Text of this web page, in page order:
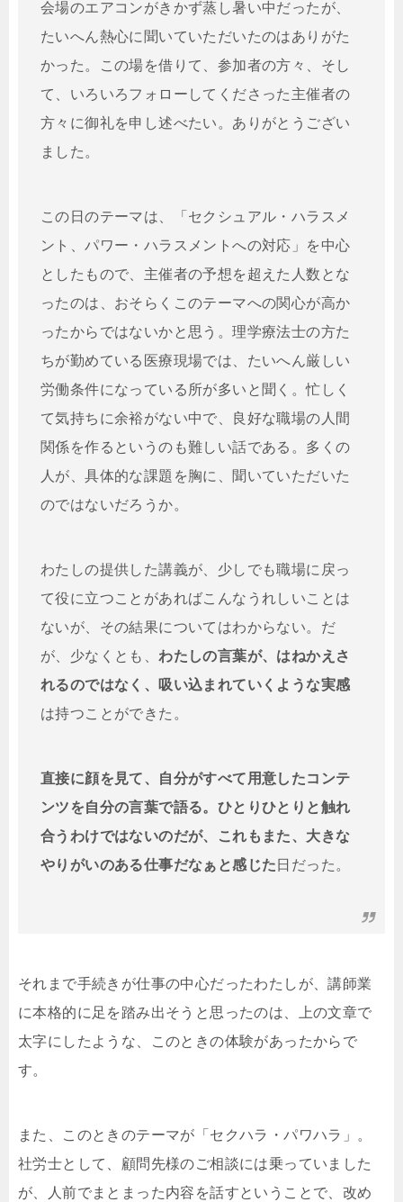
会場のエアコンがきかず蒸し暑い中だったが、
たいへん熱心に聞いていただいたのはありがた
かった。この場を借りて、参加者の方々、そし
て、いろいろフォローしてくださった主催者の
方々に御礼を申し述べたい。ありがとうござい
ました。
この日のテーマは、「セクシュアル・ハラスメ
ント、パワー・ハラスメントへの対応」を中心
としたもので、主催者の予想を超えた人数とな
ったのは、おそらくこのテーマへの関心が高か
ったからではないかと思う。理学療法士の方た
ちが勤めている医療現場では、たいへん厳しい
労働条件になっている所が多いと聞く。忙しく
て気持ちに余裕がない中で、良好な職場の人間
関係を作るというのも難しい話である。多くの
人が、具体的な課題を胸に、聞いていただいた
のではないだろうか。
わたしの提供した講義が、少しでも職場に戻っ
て役に立つことがあればこんなうれしいことは
ないが、その結果についてはわからない。だ
が、少なくとも、わたしの言葉が、はねかえさ
れるのではなく、吸い込まれていくような実感
は持つことができた。
直接に顔を見て、自分がすべて用意したコンテ
ンツを自分の言葉で語る。ひとりひとりと触れ
合うわけではないのだが、これもまた、大きな
やりがいのある仕事だなぁと感じた 日だった。
それまで手続きが仕事の中心だったわたしが、講師業
に本格的に足を踏み出そうと思ったのは、上の文章で
太字にしたような、このときの体験があったからで
す。
また、このときのテーマが「セクハラ・パワハラ」。
社労士として、顧問先様のご相談には乗っていました
が、人前でまとまった内容を話すということで、改め